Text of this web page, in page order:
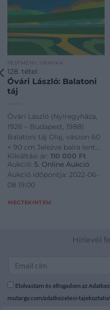
FESTMÉNY, GRAFIKA
128. tétel:
Óvári László: Balatoni
táj
Óvári László (Nyíregyháza,
1926 – Budapest, 1988)
Balatoni táj Olaj, vászon 60
× 90 cm Jelezve balra lent:
Óvári Hátoldalán
Képcsarnoki etikett
Kikiáltási ár: 110 000 Ft
Aukció: 5. Online Aukció
Aukció időpontja: 2022-06-
08 19:00
MEGTEKINTEM
Hírlevél
Elolvastam és elfogadom az
mutargy.com/adatkezelesi-tajekoztato/